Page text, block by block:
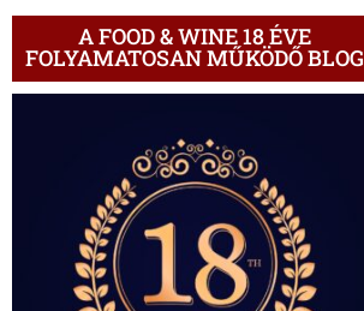
A FOOD & WINE 18 ÉVE
FOLYAMATOSAN MŰKÖDŐ BLOG